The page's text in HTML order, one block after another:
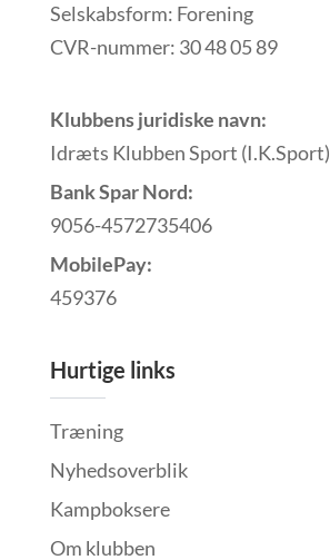
Selskabsform: Forening
CVR-nummer: 30 48 05 89
Klubbens juridiske navn:
Idræts Klubben Sport (I.K.Sport)
Bank Spar Nord:
9056-4572735406
MobilePay:
459376
Hurtige links
Træning
Nyhedsoverblik
Kampboksere
Om klubben